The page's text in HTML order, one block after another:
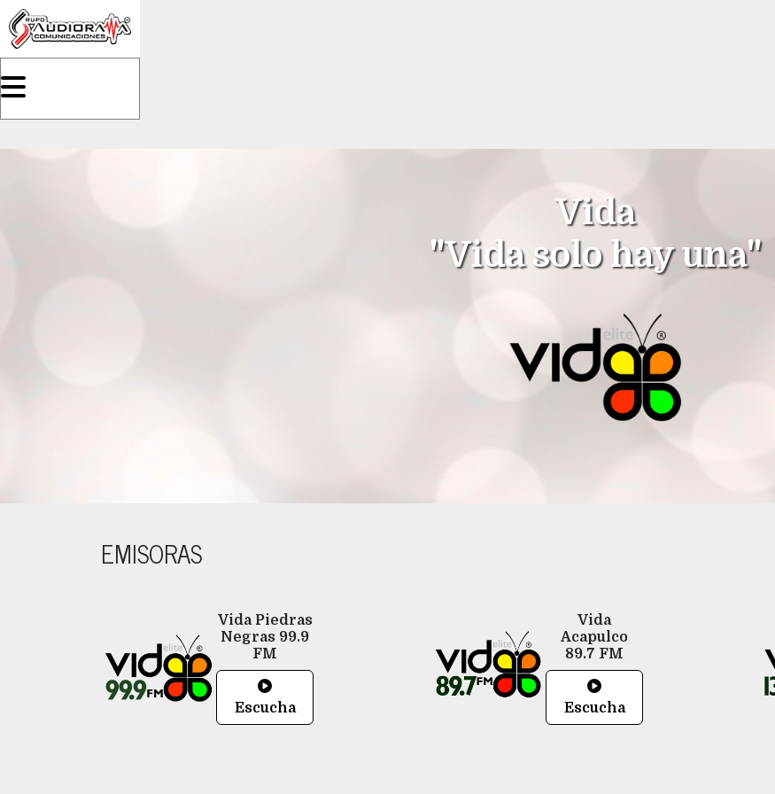
Vida
"Vida solo hay una"
EMISORAS
Vida Piedras
Negras 99.9
FM
Escucha
Vida
Acapulco
89.7 FM
Escucha